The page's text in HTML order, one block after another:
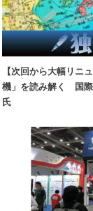
【次回から大幅リニ
機」を読み解く 国際
氏